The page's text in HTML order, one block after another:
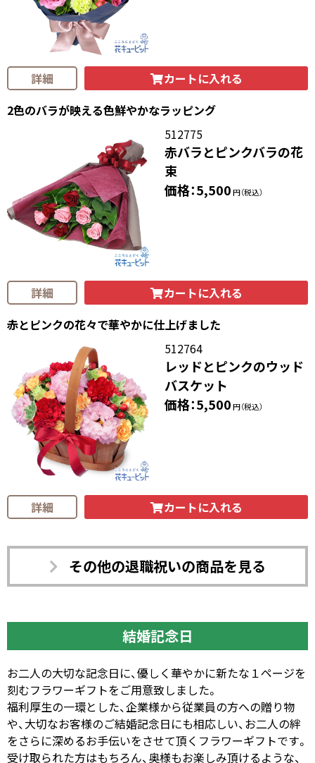
詳細
カートに入れる
2色のバラが映える色鮮やかなラッピング
512775
赤バラとピンクバラの花
束
価格：5,500円（税込）
詳細
カートに入れる
赤とピンクの花々で華やかに仕上げました
512764
レッドとピンクのウッド
バスケット
価格：5,500円（税込）
詳細 カートに入れる
その他の退職祝いの商品を見る
結婚記念日
お二人の大切な記念日に、優しく華やかに新たな１ページを
刻むフラワーギフトをご用意致しました。
福利厚生の一環とした、企業様から従業員の方への贈り物
や、大切なお客様のご結婚記念日にも相応しい、お二人の絆
をさらに深めるお手伝いをさせて頂くフラワーギフトです。
受け取られた方はもちろん、奥様もお楽しみ頂けるような、